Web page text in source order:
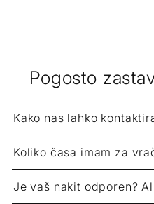
Pogosto
Kako nas lahko
Koliko časa imam za
Je vaš nakit odporen?